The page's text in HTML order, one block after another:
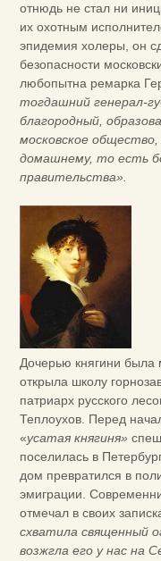
отнюдь не стал ни
их охотным
эпидемия холеры, он
безопасности
любопытна ремарка
тогдашний генерал-
благородный,
московское
домашнему, то есть
правительства».
Дочерью княгини была
открыла школу
патриарх русского
Теплоухов. Перед
«усатая княгиня»
поселилась в
дом превратился в
эмиграции.
отмечал в своих
схватила священный
возжгла его у нас на